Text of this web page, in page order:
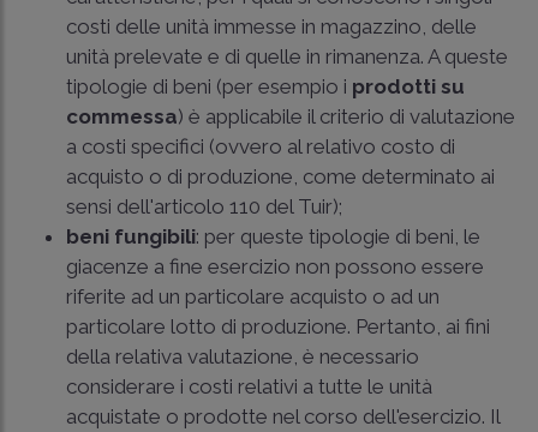
costi delle unità immesse in magazzino, delle
unità prelevate e di quelle in rimanenza. A queste
tipologie di beni (per esempio i prodotti su
commessa) è applicabile il criterio di valutazione
a costi specifici (ovvero al relativo costo di
acquisto o di produzione, come determinato ai
sensi dell'articolo 110 del Tuir);
beni fungibili: per queste tipologie di beni, le
giacenze a fine esercizio non possono essere
riferite ad un particolare acquisto o ad un
particolare lotto di produzione. Pertanto, ai fini
della relativa valutazione, è necessario
considerare i costi relativi a tutte le unità
acquistate o prodotte nel corso dell'esercizio. Il